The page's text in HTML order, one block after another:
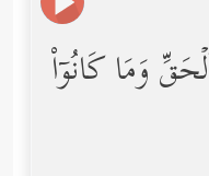
وَمَا كَانُوۤاْ